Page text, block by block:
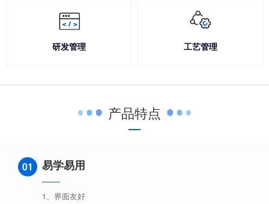
研发管理 工艺管理
产品特点
01 易学易用
1、界面友好